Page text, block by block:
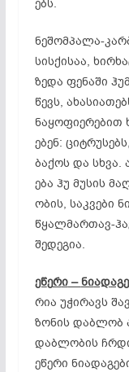
ებს.
ნე­შომ­პა­ლა-
სის­ქი­საა,
ზე­და ფე­ნა­ში
წევს,
ნა­ყო­ფი­ერ­ებ­ით
ებ­ენ:
ბა­ქოს და სხვა.
ე­ბა ჰუ მუ­სის
ობ­ის, საკ­ვე­ბი
წყალ­მარ­თავ-
შე­დე­გია.
ეწერი– ნიადაგე
რია უჭ­ირ­ავს
ზო­ნის დაბ­­ლობ
დაბ­ლო­ბის
ეწ­ე­რი